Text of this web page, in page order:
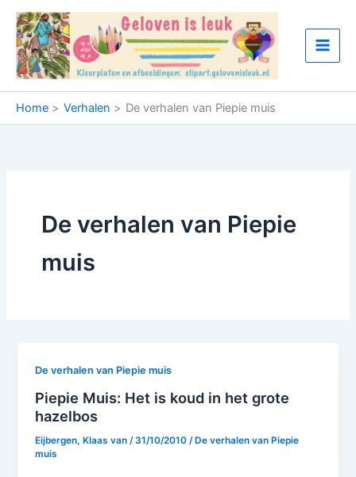
naar
inhoud
Home Verhalen De verhalen van Piepie muis
De verhalen van Piepie
muis
De verhalen van Piepie muis
Piepie Muis: Het is koud in het grote
hazelbos
Eijbergen, Klaas van /31/10/2010 /De verhalen van Piepie
muis